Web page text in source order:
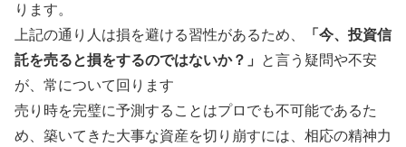
ります。
上記の通り人は損を避ける習性があるため、
「今、投資信
託を売ると損をするのではないか？」
と言う疑問や不安
が、常について回ります
売り時を完璧に予測することはプロでも不可能であるた
め、築いてきた大事な資産を切り崩すには、相応の精神力